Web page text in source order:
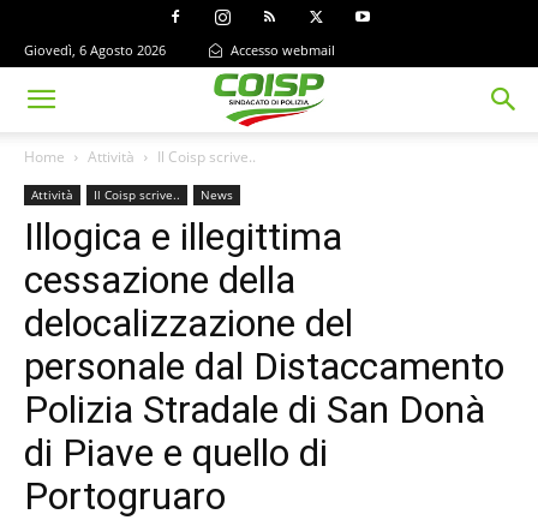
Giovedì, 6 Agosto 2026 Accesso webmail
Home Attività Il Coisp scrive..
Attività Il Coisp scrive.. News
Illogica e illegittima
cessazione della
delocalizzazione del
personale dal Distaccamento
Polizia Stradale di San Donà
di Piave e quello di
Portogruaro